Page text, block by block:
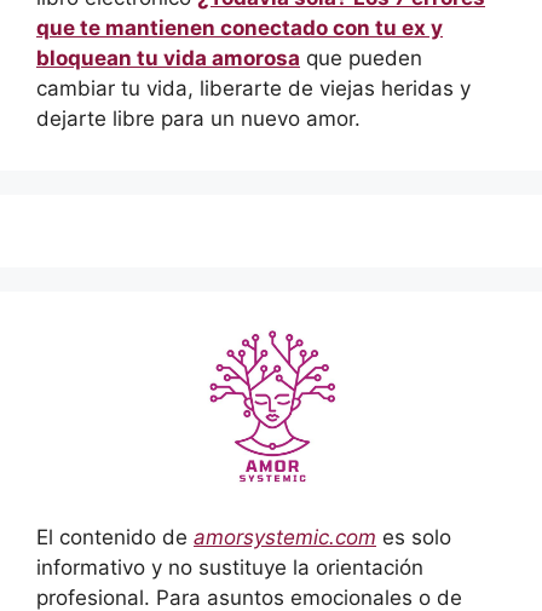
que te mantienen conectado con tu ex y
bloquean tu vida amorosa que pueden
cambiar tu vida, liberarte de viejas heridas y
dejarte libre para un nuevo amor.
El contenido de amorsystemic.com es solo
informativo y no sustituye la orientación
profesional. Para asuntos emocionales o de